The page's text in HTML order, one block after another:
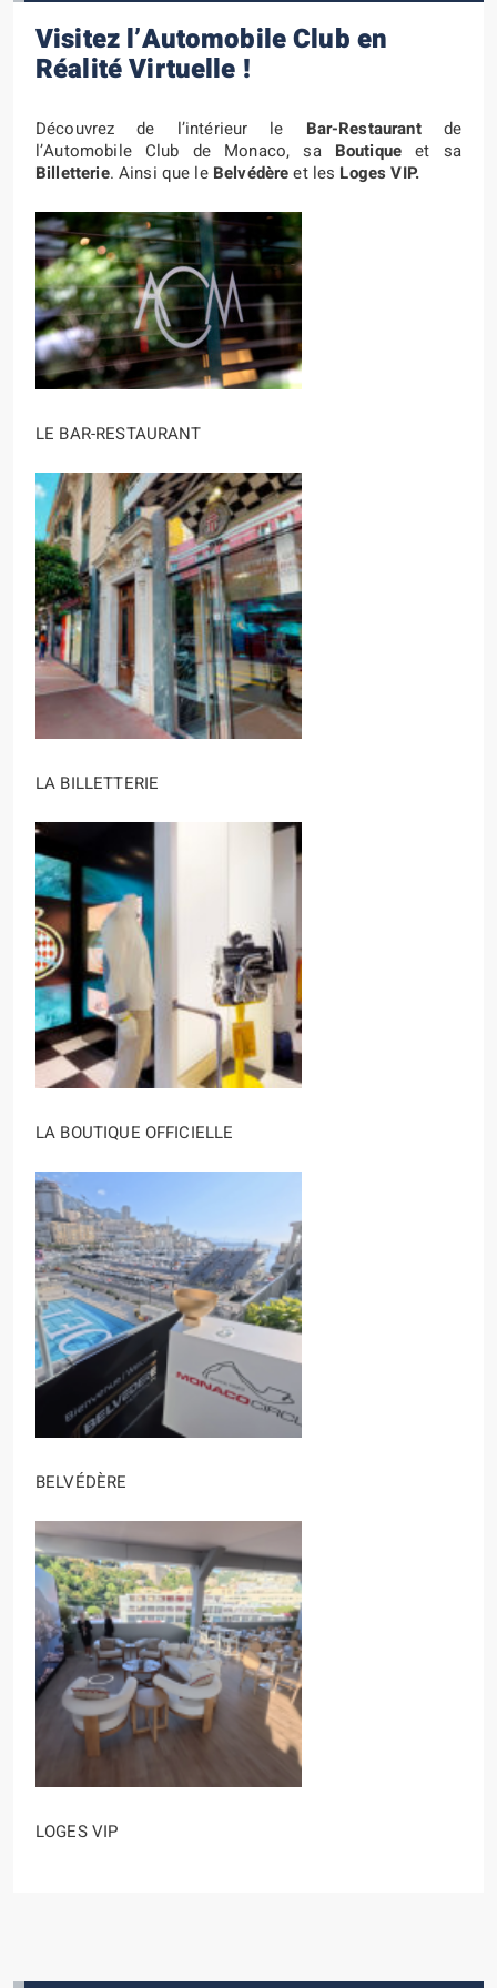
Visitez l’Automobile Club en
Réalité Virtuelle !
Découvrez de l’intérieur le Bar-Restaurantde
l’Automobile Club de Monaco, sa Boutique et sa
Billetterie. Ainsi que le Belvédèreet les Loges VIP.
LE BAR-RESTAURANT
LA BILLETTERIE
LA BOUTIQUE OFFICIELLE
BELVÉDÈRE
LOGES VIP